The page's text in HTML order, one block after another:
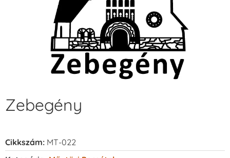
Zebegény
Cikkszám: MT-022